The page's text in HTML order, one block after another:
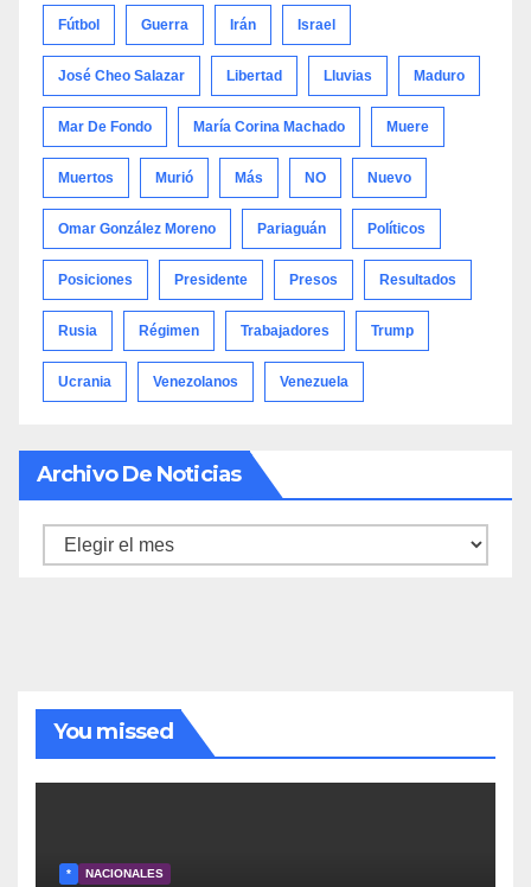
Fútbol Guerra Irán Israel
José Cheo Salazar Libertad Lluvias Maduro
Mar De Fondo María Corina Machado Muere
Muertos Murió Más NO Nuevo
Omar González Moreno Pariaguán Políticos
Posiciones Presidente Presos Resultados
Rusia Régimen Trabajadores Trump
Ucrania Venezolanos Venezuela
Archivo De Noticias
Archivo
You missed
* NACIONALES